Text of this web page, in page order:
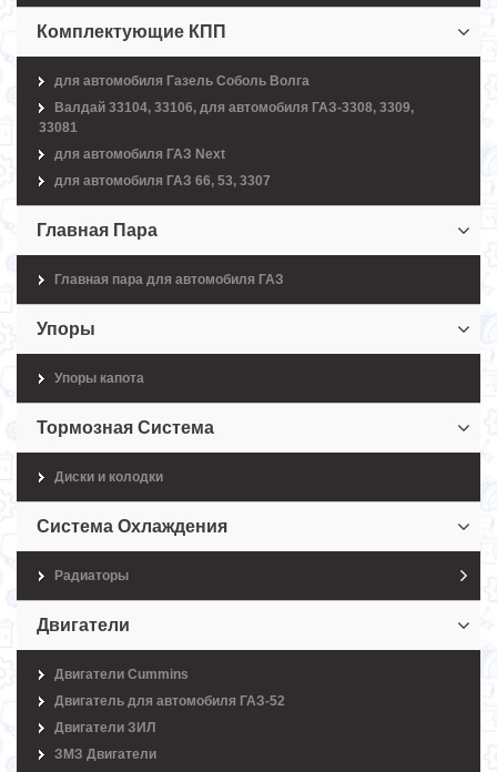
Комплектующие КПП
для автомобиля Газель Соболь Волга
Валдай 33104, 33106, для автомобиля ГАЗ-3308, 3309,
33081
для автомобиля ГАЗ Next
для автомобиля ГАЗ 66, 53, 3307
Главная Пара
Главная пара для автомобиля ГАЗ
Упоры
Упоры капота
Тормозная Система
Диски и колодки
Система Охлаждения
Радиаторы
Двигатели
Двигатели Cummins
Двигатель для автомобиля ГАЗ-52
Двигатели ЗИЛ
ЗМЗ Двигатели